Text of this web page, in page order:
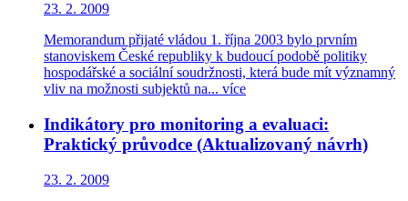
23. 2. 2009
Memorandum přijaté vládou 1. října 2003 bylo prvním
stanoviskem České republiky k budoucí podobě politiky
hospodářské a sociální soudržnosti, která bude mít významný
vliv na možnosti subjektů na... více
Indikátory pro monitoring a evaluaci:
Praktický průvodce (Aktualizovaný návrh)
23. 2. 2009